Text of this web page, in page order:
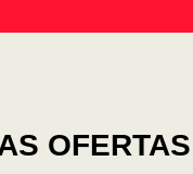
OFERTAS